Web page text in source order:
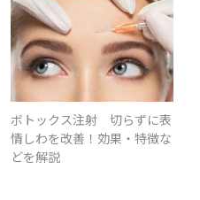
ボトックス注射 切らずに表
情しわを改善！効果・特徴な
どを解説